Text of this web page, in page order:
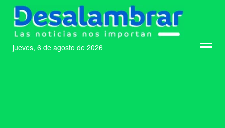
jueves, 6 de agosto de 2026